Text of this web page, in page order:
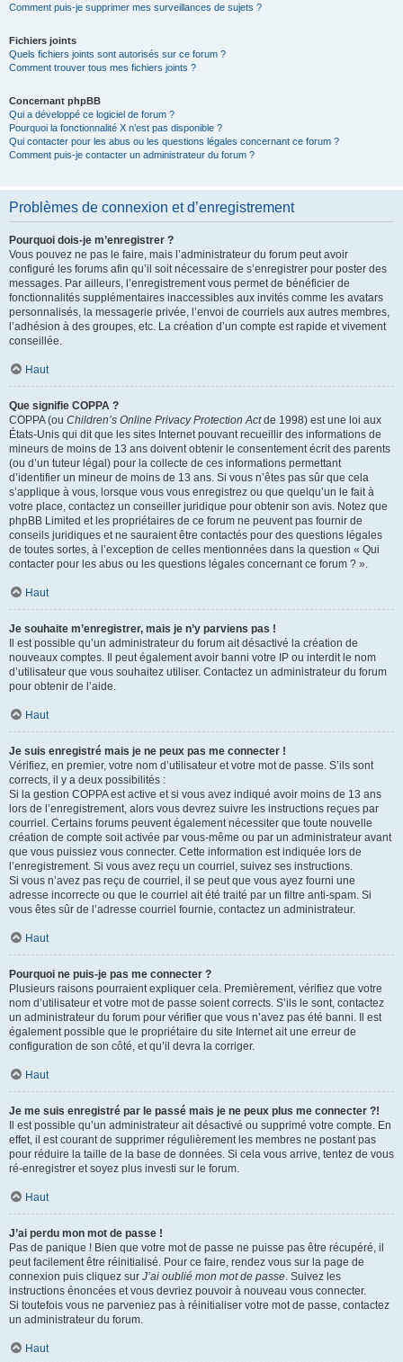
Comment puis-je supprimer mes surveillances de sujets ?
Fichiers joints
Quels fichiers joints sont autorisés sur ce forum ?
Comment trouver tous mes fichiers joints ?
Concernant phpBB
Qui a développé ce logiciel de forum ?
Pourquoi la fonctionnalité X n’est pas disponible ?
Qui contacter pour les abus ou les questions légales concernant ce forum ?
Comment puis-je contacter un administrateur du forum ?
Problèmes de connexion et d’enregistrement
Pourquoi dois-je m’enregistrer ?
Vous pouvez ne pas le faire, mais l’administrateur du forum peut avoir
configuré les forums afin qu’il soit nécessaire de s’enregistrer pour poster des
messages. Par ailleurs, l’enregistrement vous permet de bénéficier de
fonctionnalités supplémentaires inaccessibles aux invités comme les avatars
personnalisés, la messagerie privée, l’envoi de courriels aux autres membres,
l’adhésion à des groupes, etc. La création d’un compte est rapide et vivement
conseillée.
Haut
Que signifie COPPA ?
COPPA (ou Children’s Online Privacy Protection Actde 1998) est une loi aux
États-Unis qui dit que les sites Internet pouvant recueillir des informations de
mineurs de moins de 13 ans doivent obtenir le consentement écrit des parents
(ou d’un tuteur légal) pour la collecte de ces informations permettant
d’identifier un mineur de moins de 13 ans. Si vous n’êtes pas sûr que cela
s’applique à vous, lorsque vous vous enregistrez ou que quelqu’un le fait à
votre place, contactez un conseiller juridique pour obtenir son avis. Notez que
phpBB Limited et les propriétaires de ce forum ne peuvent pas fournir de
conseils juridiques et ne sauraient être contactés pour des questions légales
de toutes sortes, à l’exception de celles mentionnées dans la question « Qui
contacter pour les abus ou les questions légales concernant ce forum ? ».
Haut
Je souhaite m’enregistrer, mais je n’y parviens pas !
Il est possible qu’un administrateur du forum ait désactivé la création de
nouveaux comptes. Il peut également avoir banni votre IP ou interdit le nom
d’utilisateur que vous souhaitez utiliser. Contactez un administrateur du forum
pour obtenir de l’aide.
Haut
Je suis enregistré mais je ne peux pas me connecter !
Vérifiez, en premier, votre nom d’utilisateur et votre mot de passe. S’ils sont
corrects, il y a deux possibilités :
Si la gestion COPPA est active et si vous avez indiqué avoir moins de 13 ans
lors de l’enregistrement, alors vous devrez suivre les instructions reçues par
courriel. Certains forums peuvent également nécessiter que toute nouvelle
création de compte soit activée par vous-même ou par un administrateur avant
que vous puissiez vous connecter. Cette information est indiquée lors de
l’enregistrement. Si vous avez reçu un courriel, suivez ses instructions.
Si vous n’avez pas reçu de courriel, il se peut que vous ayez fourni une
adresse incorrecte ou que le courriel ait été traité par un filtre anti-spam. Si
vous êtes sûr de l’adresse courriel fournie, contactez un administrateur.
Haut
Pourquoi ne puis-je pas me connecter ?
Plusieurs raisons pourraient expliquer cela. Premièrement, vérifiez que votre
nom d’utilisateur et votre mot de passe soient corrects. S’ils le sont, contactez
un administrateur du forum pour vérifier que vous n’avez pas été banni. Il est
également possible que le propriétaire du site Internet ait une erreur de
configuration de son côté, et qu’il devra la corriger.
Haut
Je me suis enregistré par le passé mais je ne peux plus me connecter ?!
Il est possible qu’un administrateur ait désactivé ou supprimé votre compte. En
effet, il est courant de supprimer régulièrement les membres ne postant pas
pour réduire la taille de la base de données. Si cela vous arrive, tentez de vous
ré-enregistrer et soyez plus investi sur le forum.
Haut
J’ai perdu mon mot de passe !
Pas de panique ! Bien que votre mot de passe ne puisse pas être récupéré, il
peut facilement être réinitialisé. Pour ce faire, rendez vous sur la page de
connexion puis cliquez sur J’ai oublié mon mot de passe. Suivez les
instructions énoncées et vous devriez pouvoir à nouveau vous connecter.
Si toutefois vous ne parveniez pas à réinitialiser votre mot de passe, contactez
un administrateur du forum.
Haut